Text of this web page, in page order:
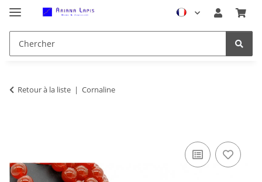
Retour à la liste Cornaline